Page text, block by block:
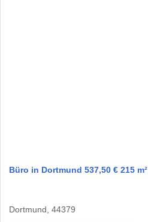
Büro in Dortmund 537,50 € 215 m²
Dortmund, 44379